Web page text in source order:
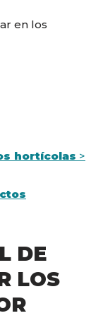
en los
hortícolas >
DE
LOS